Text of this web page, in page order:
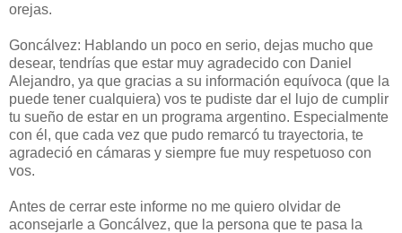
orejas.
Goncálvez: Hablando un poco en serio, dejas mucho que
desear, tendrías que estar muy agradecido con Daniel
Alejandro, ya que gracias a su información equívoca (que la
puede tener cualquiera) vos te pudiste dar el lujo de cumplir
tu sueño de estar en un programa argentino. Especialmente
con él, que cada vez que pudo remarcó tu trayectoria, te
agradeció en cámaras y siempre fue muy respetuoso con
vos.
Antes de cerrar este informe no me quiero olvidar de
aconsejarle a Goncálvez, que la persona que te pasa la